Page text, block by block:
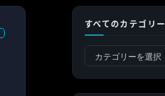
すべてのカテゴリー
べ